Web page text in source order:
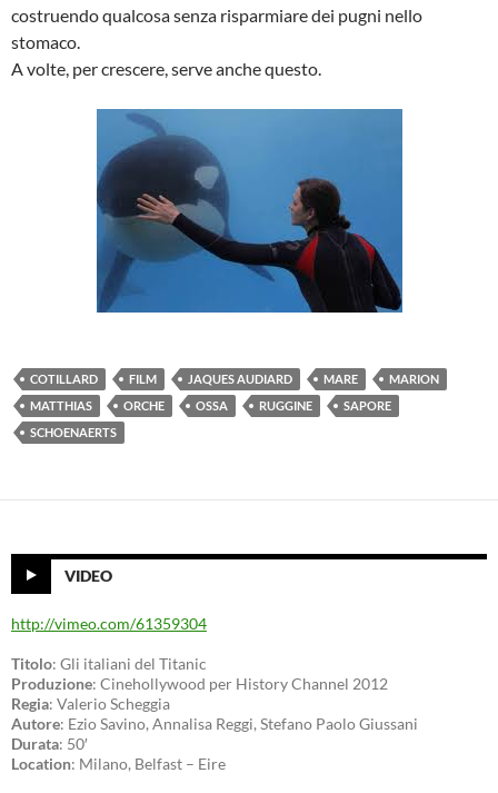
costruendo qualcosa senza risparmiare dei pugni nello
stomaco.
A volte, per crescere, serve anche questo.
COTILLARD FILM JAQUES AUDIARD MARE
MARION
MATTHIAS
ORCHE OSSA RUGGINE
SAPORE
SCHOENAERTS
VIDEO
http://vimeo.com/61359304
Titolo: Gli italiani del Titanic
Produzione: Cinehollywood per History Channel 2012
Regia: Valerio Scheggia
Autore: Ezio Savino, Annalisa Reggi, Stefano Paolo Giussani
Durata: 50′
Location: Milano, Belfast – Eire